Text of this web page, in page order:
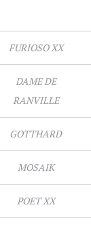
FURIOSO XX
DAME DE
RANVILLE
GOTTHARD
MOSAIK
POET XX